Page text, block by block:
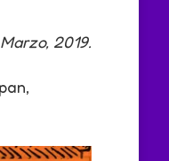
Marzo, 2019.